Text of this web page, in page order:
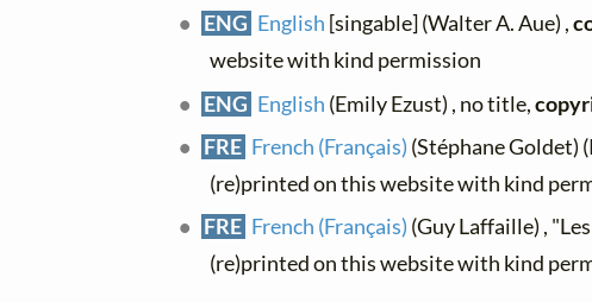
ENG English [singable] (Walter A. Aue) ,
website with kind permission
ENG English (Emily Ezust) , no title,
FRE French (Français) (Stéphane Goldet)
(re)printed on this website with kind
FRE French (Français) (Guy Laffaille) ,
(re)printed on this website with kind